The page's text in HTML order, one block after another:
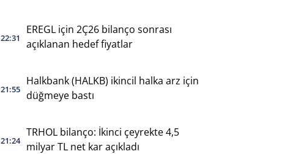
22:31
EREGL için 2Ç26 bilanço sonrası
açıklanan hedef fiyatlar
21:55
Halkbank (HALKB) ikincil halka arz için
düğmeye bastı
21:24
TRHOL bilanço: İkinci çeyrekte 4,5
milyar TL net kar açıkladı